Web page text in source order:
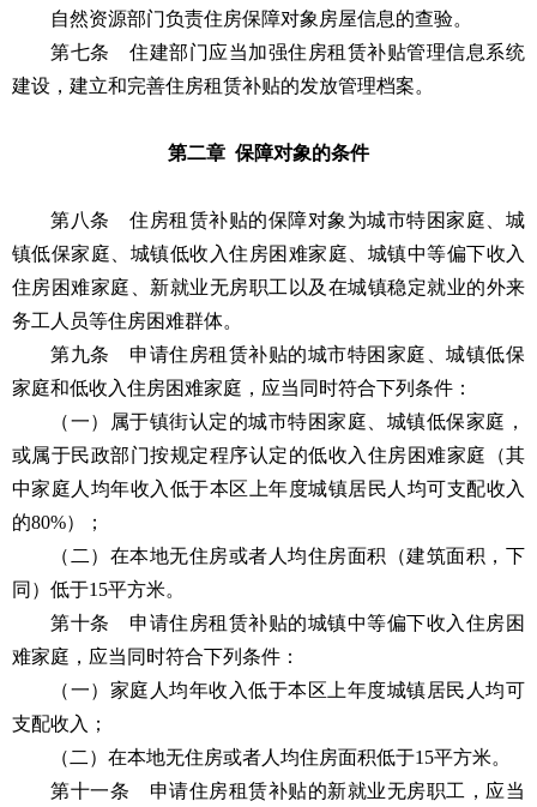
自然资源部门负责住房保障对象房屋信息的查验。
第七条 住建部门应当加强住房租赁补贴管理信息系统
建设，建立和完善住房租赁补贴的发放管理档案。
第二章 保障对象的条件
第八条 住房租赁补贴的保障对象为城市特困家庭、城
镇低保家庭、城镇低收入住房困难家庭、城镇中等偏下收入
住房困难家庭、新就业无房职工以及在城镇稳定就业的外来
务工人员等住房困难群体。
第九条 申请住房租赁补贴的城市特困家庭、城镇低保
家庭和低收入住房困难家庭，应当同时符合下列条件：
（一）属于镇街认定的城市特困家庭、城镇低保家庭，
或属于民政部门按规定程序认定的低收入住房困难家庭（其
中家庭人均年收入低于本区上年度城镇居民人均可支配收入
的80%）；
（二）在本地无住房或者人均住房面积（建筑面积，下
同）低于15平方米。
第十条 申请住房租赁补贴的城镇中等偏下收入住房困
难家庭，应当同时符合下列条件：
（一）家庭人均年收入低于本区上年度城镇居民人均可
支配收入；
（二）在本地无住房或者人均住房面积低于15平方米。
第十一条 申请住房租赁补贴的新就业无房职工，应当